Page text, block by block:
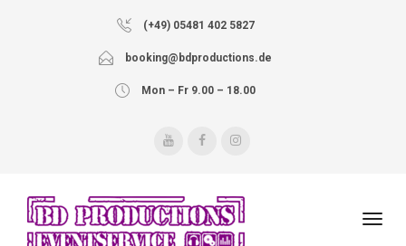
(+49) 05481 402 5827
booking@bdproductions.de
Mon – Fr 9.00 – 18.00